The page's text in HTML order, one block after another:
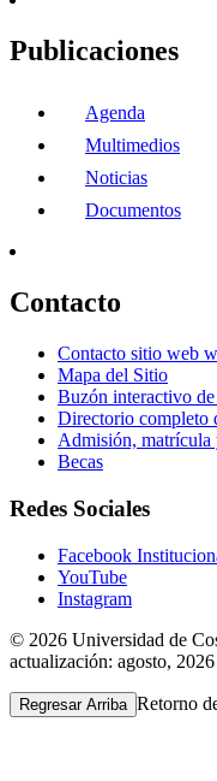
Publicaciones
Agenda
Multimedios
Noticias
Documentos
Contacto
Contacto sitio web
Mapa del Sitio
Buzón interactivo de
Directorio completo
Admisión, matrícula
Becas
Redes Sociales
Facebook
YouTube
Instagram
© 2026 Universidad de
actualización: agosto, 2026
Regresar Arriba Retorno